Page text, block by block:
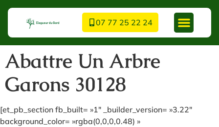
07 77 25 22 24
Abattre Un Arbre
Garons 30128
[et_pb_section fb_built= »1″ _builder_version= »3.22″
background_color= »rgba(0,0,0,0.48) »